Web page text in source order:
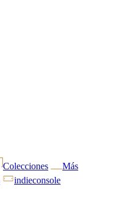
Colecciones
Más
indieconsole